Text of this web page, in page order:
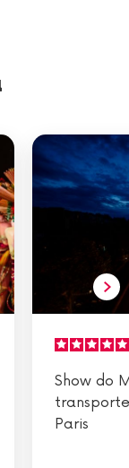
Show do
Paris